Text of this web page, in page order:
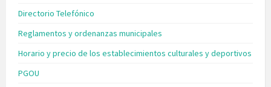
Directorio Telefónico
Reglamentos y ordenanzas municipales
Horario y precio de los establecimientos culturales y deportivos
PGOU